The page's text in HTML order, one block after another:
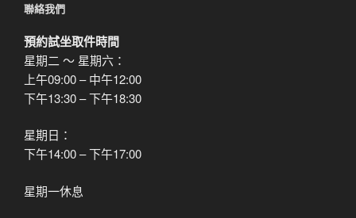
聯絡我們
預約試坐取件時間
星期二 ～ 星期六：
上午09:00 – 中午12:00
下午13:30 – 下午18:30
星期日：
下午14:00 – 下午17:00
星期一休息